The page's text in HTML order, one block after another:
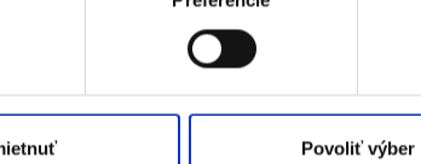
Povoliť výber
prevažne realizovali
môžeme potvrdiť, že
čím sa časová aj finančná
progres nám otvára dvere k novým